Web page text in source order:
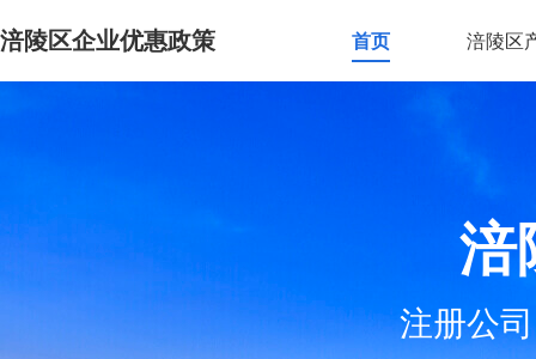
涪陵区企业优惠政策 首页 涪陵区
涪
注册公